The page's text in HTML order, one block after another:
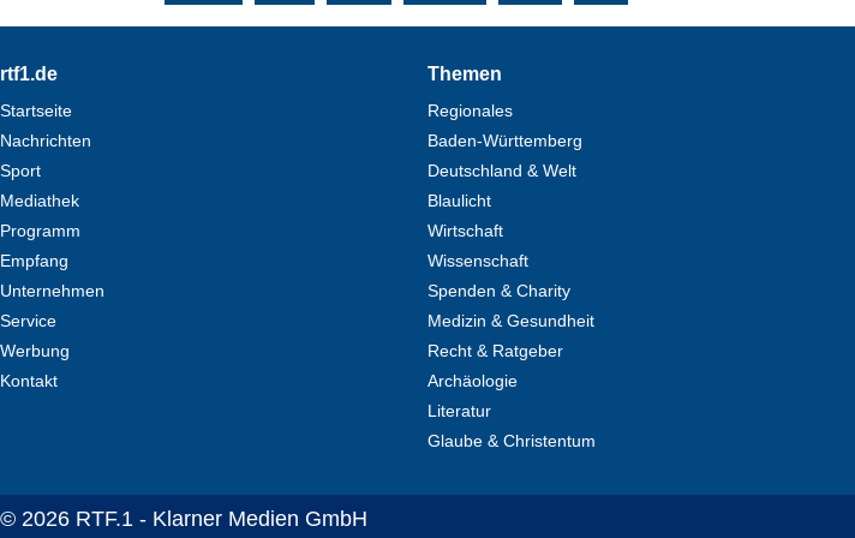
Footer
© 2026 RTF.1 - Klarner Medien GmbH
rtf1.de
Startseite
Nachrichten
Sport
Mediathek
Programm
Empfang
Unternehmen
Service
Werbung
Kontakt
Themen
Regionales
Baden-Württemberg
Deutschland & Welt
Blaulicht
Wirtschaft
Wissenschaft
Spenden & Charity
Medizin & Gesundheit
Recht & Ratgeber
Archäologie
Literatur
Glaube & Christentum